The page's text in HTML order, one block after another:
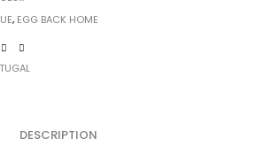
, EGG BACK HOME
DESCRIPTION